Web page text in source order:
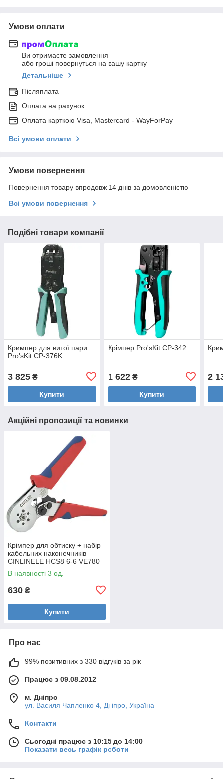
Умови оплати
Ви отримаєте замовлення
або гроші повернуться на вашу картку
Детальніше
Післяплата
Оплата на рахунок
Оплата карткою Visa, Mastercard - WayForPay
Всі умови оплати
Умови повернення
Повернення товару впродовж 14 днів за домовленістю
Всі умови повернення
Подібні товари компанії
Кримпер для витої пари
Pro'sKit CP-376K
3 825 ₴
Купити
Крімпер Pro'sKit CP-342
1 622₴
Купити
2
Акційні пропозиції та новинки
Крімпер для обтиску + набір
кабельних наконечників
CINLINELE HCS8 6-6 VE780
В наявності 3 од.
630 ₴
Купити
Про нас
99% позитивних з 330 відгуків за рік
Працює з 09.08.2012
м. Дніпро
ул. Василя Чапленко 4, Дніпро, Україна
Контакти
Сьогодні працює з 10:15 до 14:00
Показати весь графік роботи